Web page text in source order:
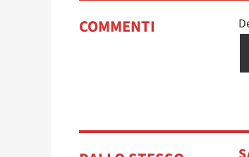
COMMENTI